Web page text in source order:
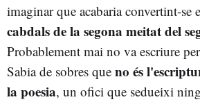
imaginar que acabaria convertint-se
cabdals de la segona meitat del
Probablement mai no va escriure
Sabia de sobres que no és
la poesia, un ofici que sedueixi